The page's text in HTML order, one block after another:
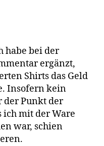
habe bei der
ergänzt,
Shirts das Geld
Insofern kein
der Punkt der
ich mit der Ware
war, schien